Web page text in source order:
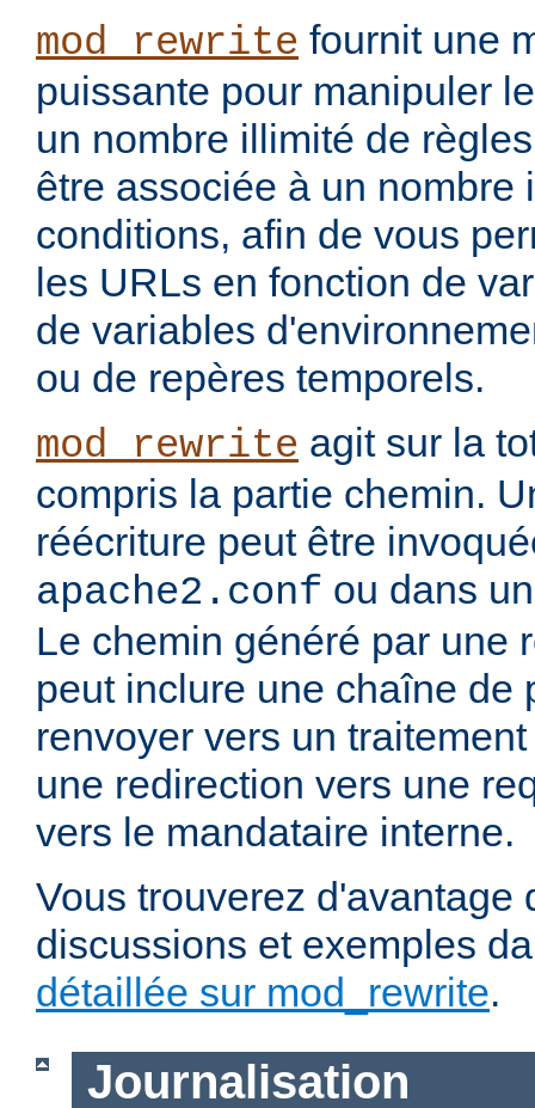
mod_rewrite fournit une
puissante pour manipuler
un nombre illimité de
être associée à un nombre
conditions, afin de vous
les URLs en fonction de
de variables
ou de repères temporels.
mod_rewrite agit sur la
compris la partie chemin.
réécriture peut être
apache2.conf ou dans
Le chemin généré par une
peut inclure une chaîne de
renvoyer vers un
une redirection vers une
vers le mandataire interne.
Vous trouverez d'avantage
discussions et exemples
détaillée sur mod_rewrite.
Journalisation